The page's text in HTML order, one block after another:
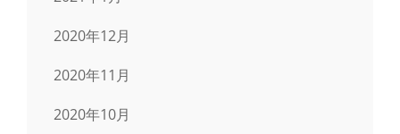
2020年12月
2020年11月
2020年10月